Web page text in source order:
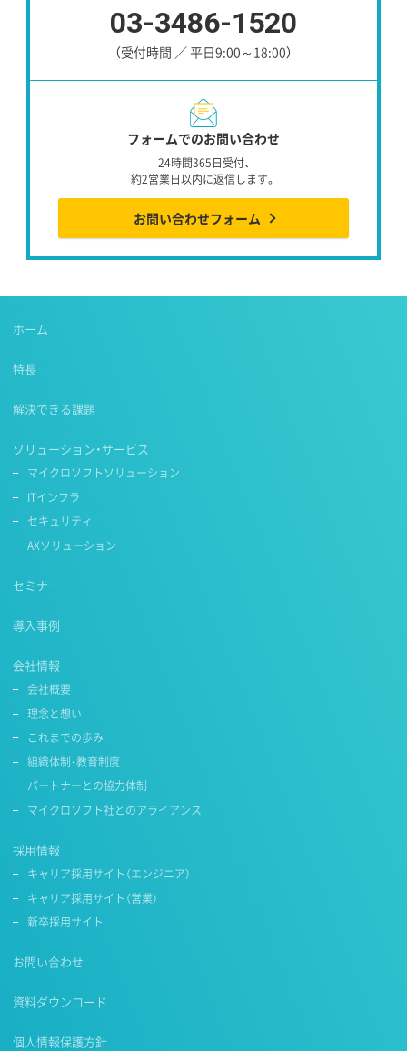
03-3486-1520
（受付時間 ／ 平日9:00～18:00）
フォームでのお問い合わせ
24時間365日受付、
約2営業日以内に返信します。
お問い合わせフォーム
ホーム
特長
解決できる課題
ソリューション・サービス
マイクロソフトソリューション
ITインフラ
セキュリティ
AXソリューション
セミナー
導入事例
会社情報
会社概要
理念と想い
これまでの歩み
組織体制・教育制度
パートナーとの協力体制
マイクロソフト社とのアライアンス
採用情報
キャリア採用サイト（エンジニア）
キャリア採用サイト（営業）
新卒採用サイト
お問い合わせ
資料ダウンロード
個人情報保護方針